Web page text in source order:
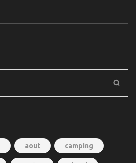
aout camping